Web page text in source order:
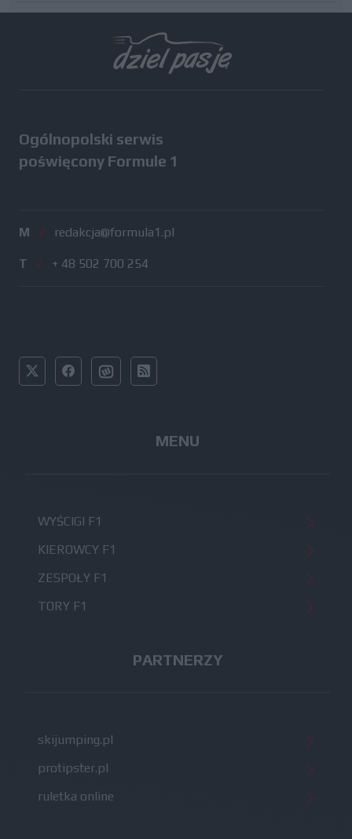
Ogólnopolski serwis
poświęcony Formule 1
M / redakcja@formula1.pl
T / + 48 502 700 254
MENU
WYŚCIGI F1
KIEROWCY F1
ZESPOŁY F1
TORY F1
PARTNERZY
skijumping.pl
protipster.pl
ruletka online